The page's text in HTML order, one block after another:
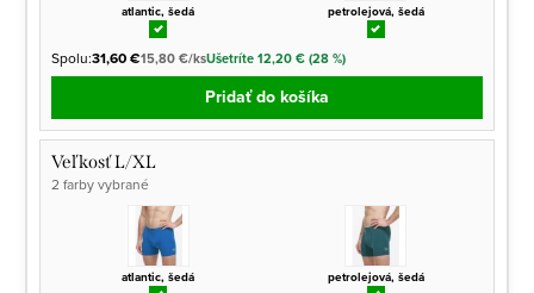
atlantic, šedá petrolejová, šedá
Spolu:31,60 €15,80 €/ksUšetríte 12,20 € (28 %)
Pridať do košíka
Veľkosť L/XL
2 farby vybrané
atlantic, šedá petrolejová, šedá